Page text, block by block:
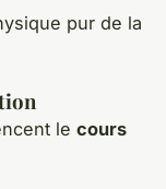
pur de la
le cours